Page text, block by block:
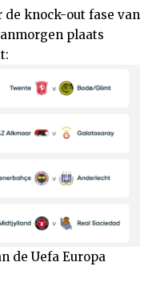
knock-out fase van
plaats
de Uefa Europa